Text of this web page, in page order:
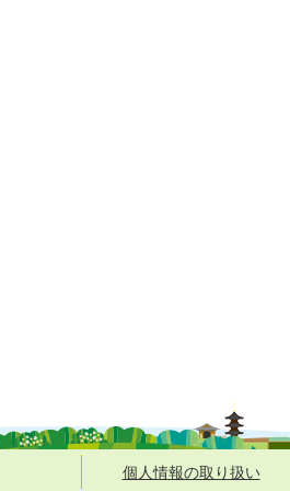
個人情報の取り扱い